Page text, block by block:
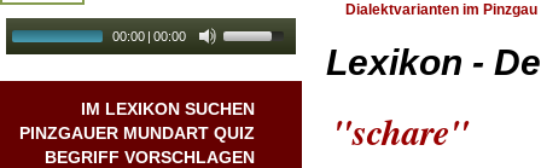
00:00 | 00:00
IM LEXIKON SUCHEN
PINZGAUER MUNDART QUIZ
BEGRIFF VORSCHLAGEN
Dialektvarianten im Pinzgau
Lexikon -
"schare"